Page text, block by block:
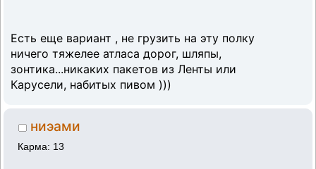
Есть еще вариант , не грузить на эту полку
ничего тяжелее атласа дорог, шляпы,
зонтика...никаких пакетов из Ленты или
Карусели, набитых пивом )))
ниэами
Карма: 13